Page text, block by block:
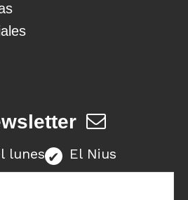
lunes El Nius